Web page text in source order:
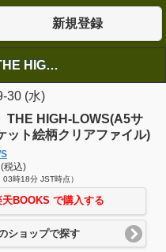
新規登録
【先着特典】THE HIGH-LOWS(A5サイズ・ジャケット絵柄クリアファイル)
30 (水)
THE HIGH-LOWS(A5サ
ット絵柄クリアファイル)
税込)
時18分 JST時点）
天BOOKS で購入する
ショップで探す